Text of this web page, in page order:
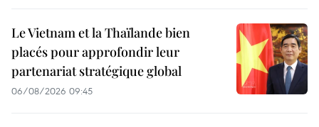
Le Vietnam et la Thaïlande bien
placés pour approfondir leur
partenariat stratégique global
06/08/2026 09:45